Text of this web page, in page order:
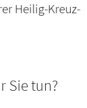
Heilig-Kreuz-
Sie tun?